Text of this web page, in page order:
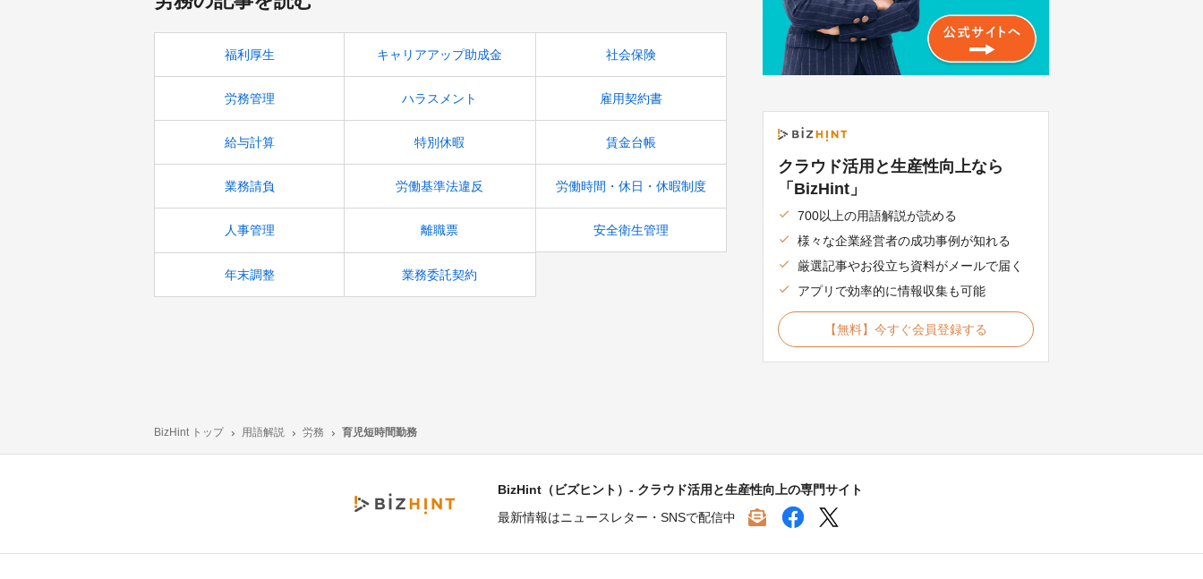
福利厚生 キャリアアップ助成金 社会保険
労務管理 ハラスメント 雇用契約書
給与計算 特別休暇 賃金台帳
業務請負 労働基準法違反 労働時間・休日・休暇制度
人事管理 離職票 安全衛生管理
年末調整 業務委託契約
クラウド活用と生産性向上なら
「BizHint」
700以上の用語解説が読める
様々な企業経営者の成功事例が知れる
厳選記事やお役立ち資料がメールで届く
アプリで効率的に情報収集も可能
【無料】今すぐ会員登録する
BizHint トップ 用語解説 労務 育児短時間勤務
BizHint（ビズヒント）- クラウド活用と生産性向上の専門サイト
最新情報はニュースレター・SNSで配信中